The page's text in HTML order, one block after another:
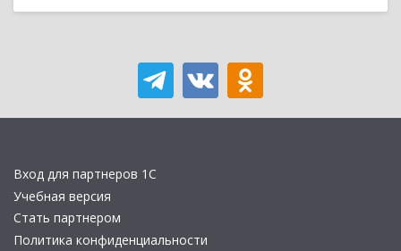
Вход для партнеров 1С
Учебная версия
Стать партнером
Политика конфиденциальности